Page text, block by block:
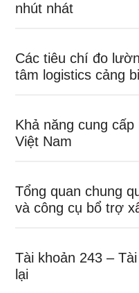
nhút nhát
Các tiêu chí đo
tâm logistics cảng
Khả năng cung
Việt Nam
Tổng quan chung
và công cụ bổ trợ
Tài khoản 243 –
lại